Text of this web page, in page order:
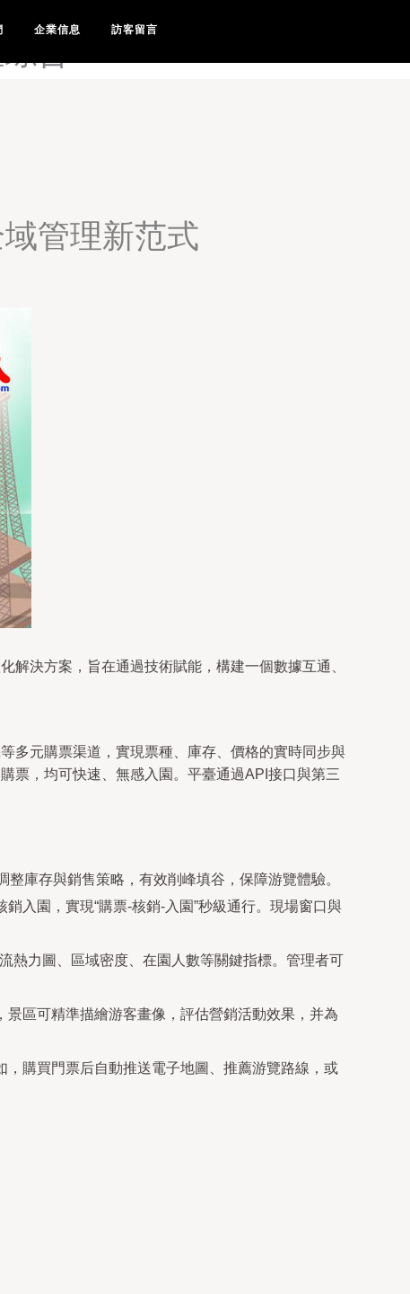
涩精品视频-97涩涩视
企業信息 訪客留言
管理新范式
決方案，旨在通過技術賦能，構建一個數據互通、
多元購票渠道，實現票種、庫存、價格的實時同步與
票，均可快速、無感入園。平臺通過API接口與第三
庫存與銷售策略，有效削峰填谷，保障游覽體驗。
入園，實現“購票-核銷-入園”秒級通行。現場窗口與
熱力圖、區域密度、在園人數等關鍵指標。管理者可
區可精準描繪游客畫像，評估營銷活動效果，并為
購買門票后自動推送電子地圖、推薦游覽路線，或